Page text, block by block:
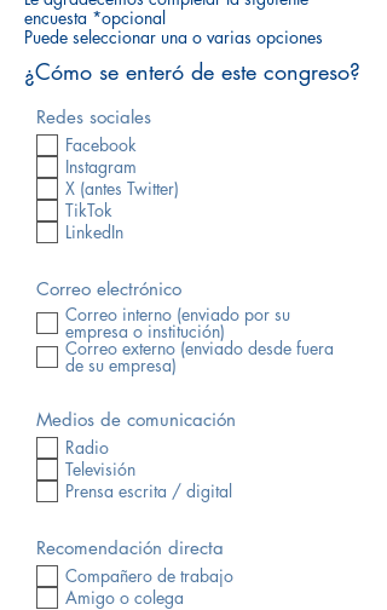
encuesta *opcional
Puede seleccionar una o varias opciones
¿Cómo se enteró de este congreso?
Redes sociales
Facebook
Instagram
X (antes Twitter)
TikTok
LinkedIn
Correo electrónico
Correo interno (enviado por su
empresa o institución)
Correo externo (enviado desde fuera
de su empresa)
Medios de comunicación
Radio
Televisión
Prensa escrita / digital
Recomendación directa
Compañero de trabajo
Amigo o colega